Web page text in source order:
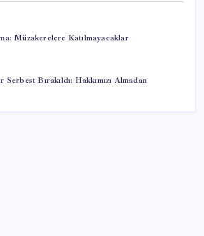
Müzakerelere Katılmayacaklar
Bırakıldı: Hakkımızı Almadan